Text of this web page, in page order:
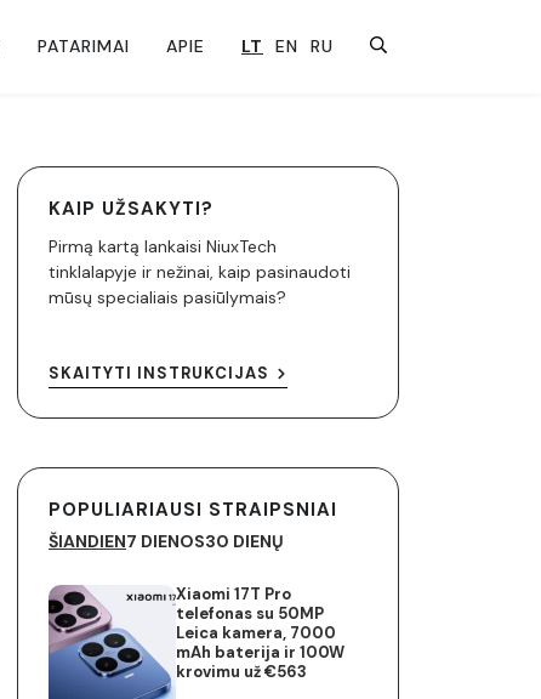
PATARIMAI APIE LT EN RU
KAIP UŽSAKYTI?
Pirmą kartą lankaisi NiuxTech
tinklalapyje ir nežinai, kaip pasinaudoti
mūsų specialiais pasiūlymais?
SKAITYTI INSTRUKCIJAS
POPULIARIAUSI STRAIPSNIAI
ŠIANDIEN7 DIENOS30 DIENŲ
Xiaomi 17T Pro
telefonas su 50MP
Leica kamera, 7000
mAh baterija ir 100W
krovimu už €563